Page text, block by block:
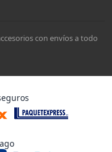
con envíos a todo